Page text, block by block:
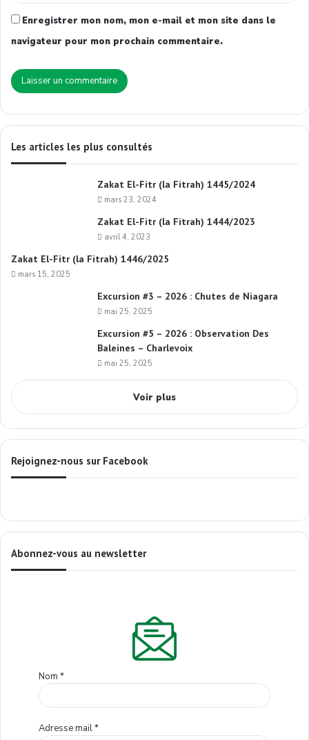
Enregistrer mon nom, mon e-mail et mon site dans le
navigateur pour mon prochain commentaire.
Les articles les plus consultés
Zakat El-Fitr (la Fitrah) 1445/2024
mars 23, 2024
Zakat El-Fitr (la Fitrah) 1444/2023
avril 4, 2023
Zakat El-Fitr (la Fitrah) 1446/2025
mars 15, 2025
Excursion #3 – 2026 : Chutes de Niagara
mai 25, 2025
Excursion #5 – 2026 : Observation Des
Baleines – Charlevoix
mai 25, 2025
Voir plus
Rejoignez-nous sur Facebook
Abonnez-vous au newsletter
Nom *
Adresse mail*